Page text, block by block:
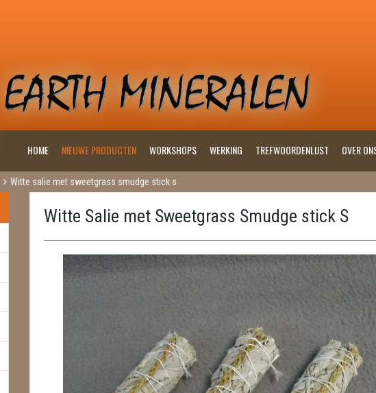
HOME NIEUWE PRODUCTEN WORKSHOPS WERKING TREFWOORDENLIJST OVER
Witte salie met sweetgrass smudge stick s
Witte Salie met Sweetgrass Smudge stick S